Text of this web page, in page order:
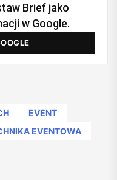
Brief jako
w Google.
EVENT
EVENTOWA